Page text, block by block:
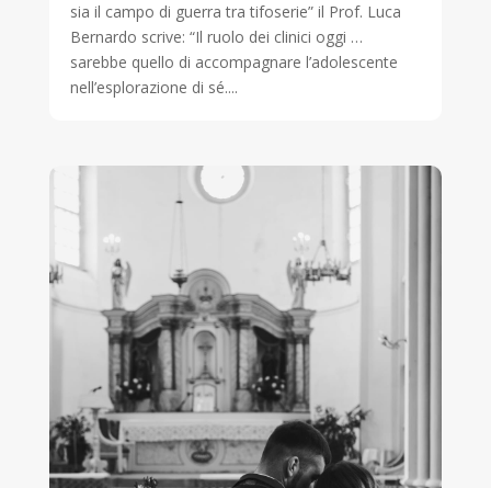
sia il campo di guerra tra tifoserie” il Prof. Luca
Bernardo scrive: “Il ruolo dei clinici oggi …
sarebbe quello di accompagnare l’adolescente
nell’esplorazione di sé....